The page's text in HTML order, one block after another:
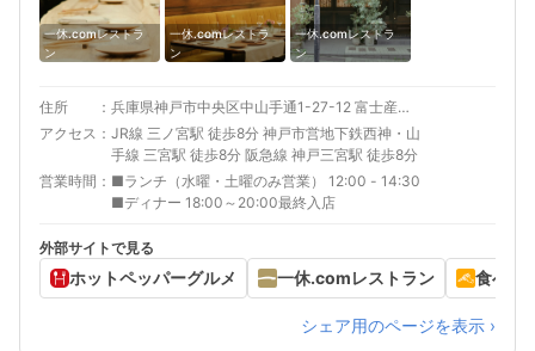
一休.comレストラ
ン
一休.comレストラ
ン
一休.comレストラ
ン
住所
兵庫県神戸市中央区中山手通1-27-12 富士産業ビル1F
アクセス
JR線 三ノ宮駅 徒歩8分 神戸市営地下鉄西神・山
手線 三宮駅 徒歩8分 阪急線 神戸三宮駅 徒歩8分
営業時間
■ランチ（水曜・土曜のみ営業） 12:00 - 14:30
■ディナー 18:00～20:00最終入店
外部サイトで見る
ホットペッパーグルメ 一休.comレストラン 食べロ
シェア用のページを表示 ›